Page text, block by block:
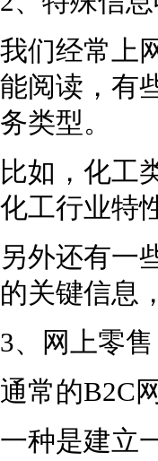
我们经常上
能阅读，有
务类型。
比如，化工
化工行业特
另外还有一
的关键信息
3、网上零售
通常的B2C
一种是建立